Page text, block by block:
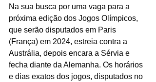
Na sua busca por uma vaga para a
próxima edição dos Jogos Olímpicos,
que serão disputados em Paris
(França) em 2024, estreia contra a
Austrália, depois encara a Sérvia e
fecha diante da Alemanha. Os horários
e dias exatos dos jogos, disputados no